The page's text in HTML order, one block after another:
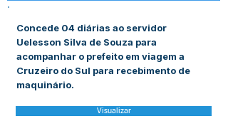
Concede 04 diárias ao servidor
Uelesson Silva de Souza para
acompanhar o prefeito em viagem a
Cruzeiro do Sul para recebimento de
maquinário.
Visualizar